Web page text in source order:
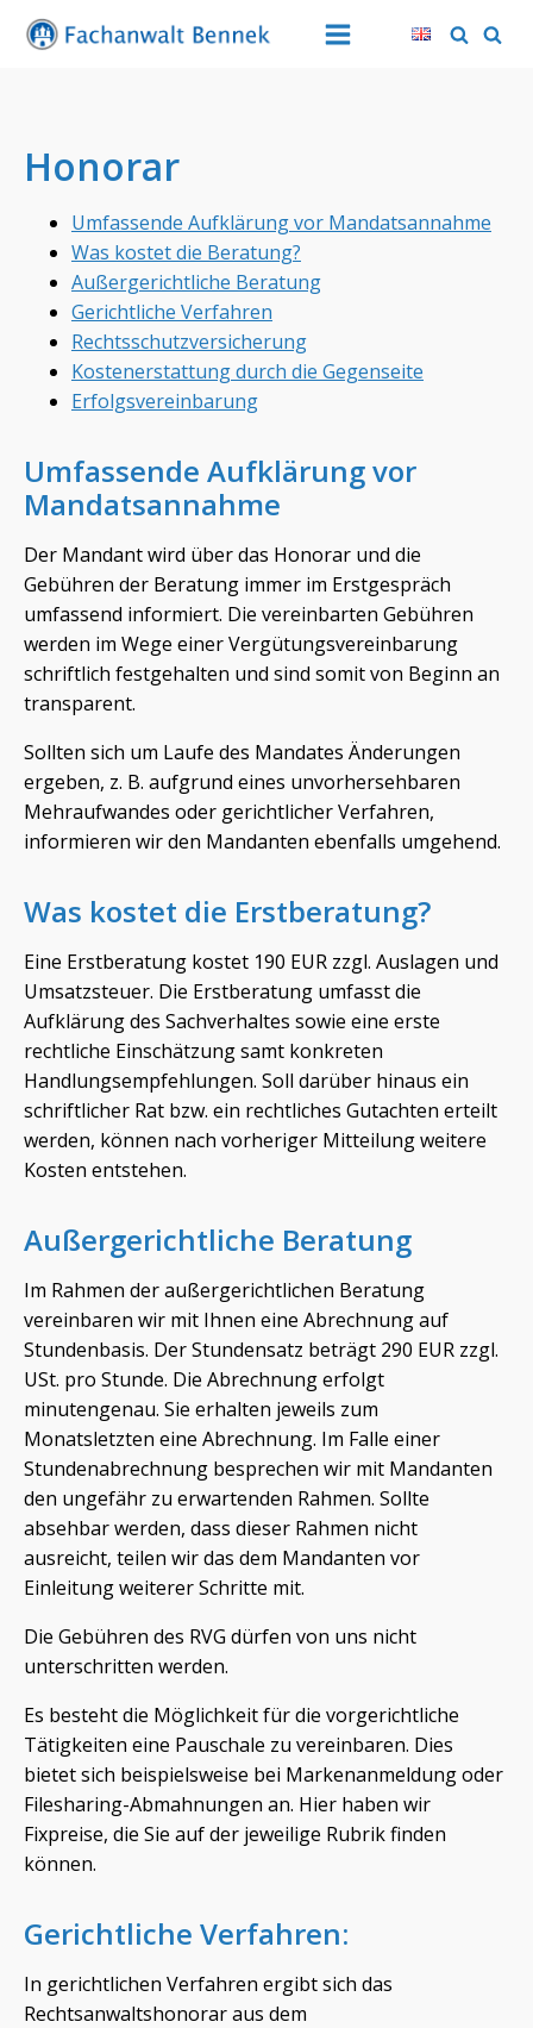
Honorar
Umfassende Aufklärung vor Mandatsannahme
Was kostet die Beratung?
Außergerichtliche Beratung
Gerichtliche Verfahren
Rechtsschutzversicherung
Kostenerstattung durch die Gegenseite
Erfolgsvereinbarung
Umfassende Aufklärung vor
Mandatsannahme
Der Mandant wird über das Honorar und die
Gebühren der Beratung immer im Erstgespräch
umfassend informiert. Die vereinbarten Gebühren
werden im Wege einer Vergütungsvereinbarung
schriftlich festgehalten und sind somit von Beginn an
transparent.
Sollten sich um Laufe des Mandates Änderungen
ergeben, z. B. aufgrund eines unvorhersehbaren
Mehraufwandes oder gerichtlicher Verfahren,
informieren wir den Mandanten ebenfalls umgehend.
Was kostet die Erstberatung?
Eine Erstberatung kostet 190 EUR zzgl. Auslagen und
Umsatzsteuer. Die Erstberatung umfasst die
Aufklärung des Sachverhaltes sowie eine erste
rechtliche Einschätzung samt konkreten
Handlungsempfehlungen. Soll darüber hinaus ein
schriftlicher Rat bzw. ein rechtliches Gutachten erteilt
werden, können nach vorheriger Mitteilung weitere
Kosten entstehen.
Außergerichtliche Beratung
Im Rahmen der außergerichtlichen Beratung
vereinbaren wir mit Ihnen eine Abrechnung auf
Stundenbasis. Der Stundensatz beträgt 290 EUR zzgl.
USt. pro Stunde. Die Abrechnung erfolgt
minutengenau. Sie erhalten jeweils zum
Monatsletzten eine Abrechnung. Im Falle einer
Stundenabrechnung besprechen wir mit Mandanten
den ungefähr zu erwartenden Rahmen. Sollte
absehbar werden, dass dieser Rahmen nicht
ausreicht, teilen wir das dem Mandanten vor
Einleitung weiterer Schritte mit.
Die Gebühren des RVG dürfen von uns nicht
unterschritten werden.
Es besteht die Möglichkeit für die vorgerichtliche
Tätigkeiten eine Pauschale zu vereinbaren. Dies
bietet sich beispielsweise bei Markenanmeldung oder
Filesharing-Abmahnungen an. Hier haben wir
Fixpreise, die Sie auf der jeweilige Rubrik finden
können.
Gerichtliche Verfahren:
In gerichtlichen Verfahren ergibt sich das
Rechtsanwaltshonorar aus dem